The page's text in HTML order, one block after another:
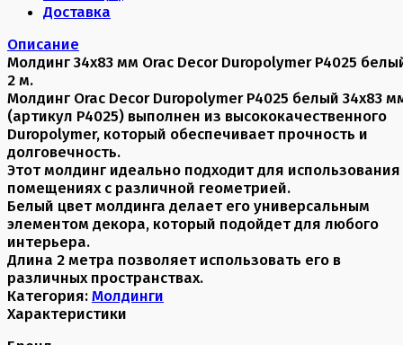
Доставка
Описание
Молдинг 34х83 мм Orac Decor Duropolymer P4025
2 м.
Молдинг Orac Decor Duropolymer P4025 белый 34x83
(артикул P4025) выполнен из высококачественного
Duropolymer, который обеспечивает прочность и
долговечность.
Этот молдинг идеально подходит для использования
помещениях с различной геометрией.
Белый цвет молдинга делает его универсальным
элементом декора, который подойдет для любого
интерьера.
Длина 2 метра позволяет использовать его в
различных пространствах.
Категория: Молдинги
Характеристики